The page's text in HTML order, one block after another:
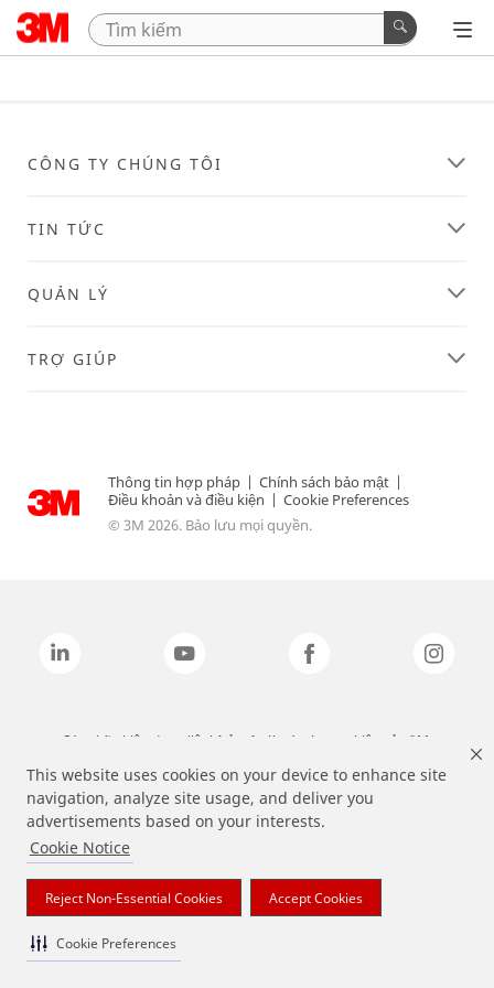
This website uses cookies on your device to enhance site
navigation, analyze site usage, and deliver you
advertisements based on your interests.
Cookie Notice
Reject Non-Essential Cookies Accept Cookies
Cookie Preferences
CÔNG TY CHÚNG TÔI
TIN TỨC
QUẢN LÝ
TRỢ GIÚP
Thông tin hợp pháp | Chính sách bảo mật |
Điều khoản và điều kiện | Cookie Preferences
© 3M 2026. Bảo lưu mọi quyền.
Các nhãn hiệu được liệt kê ở trên là các thương hiệu của 3M.